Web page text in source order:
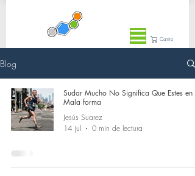
Carrito
Blog
Sudar Mucho No Significa Que Estes en
Mala forma
Jesús Suarez
14 jul
0 min de lectura